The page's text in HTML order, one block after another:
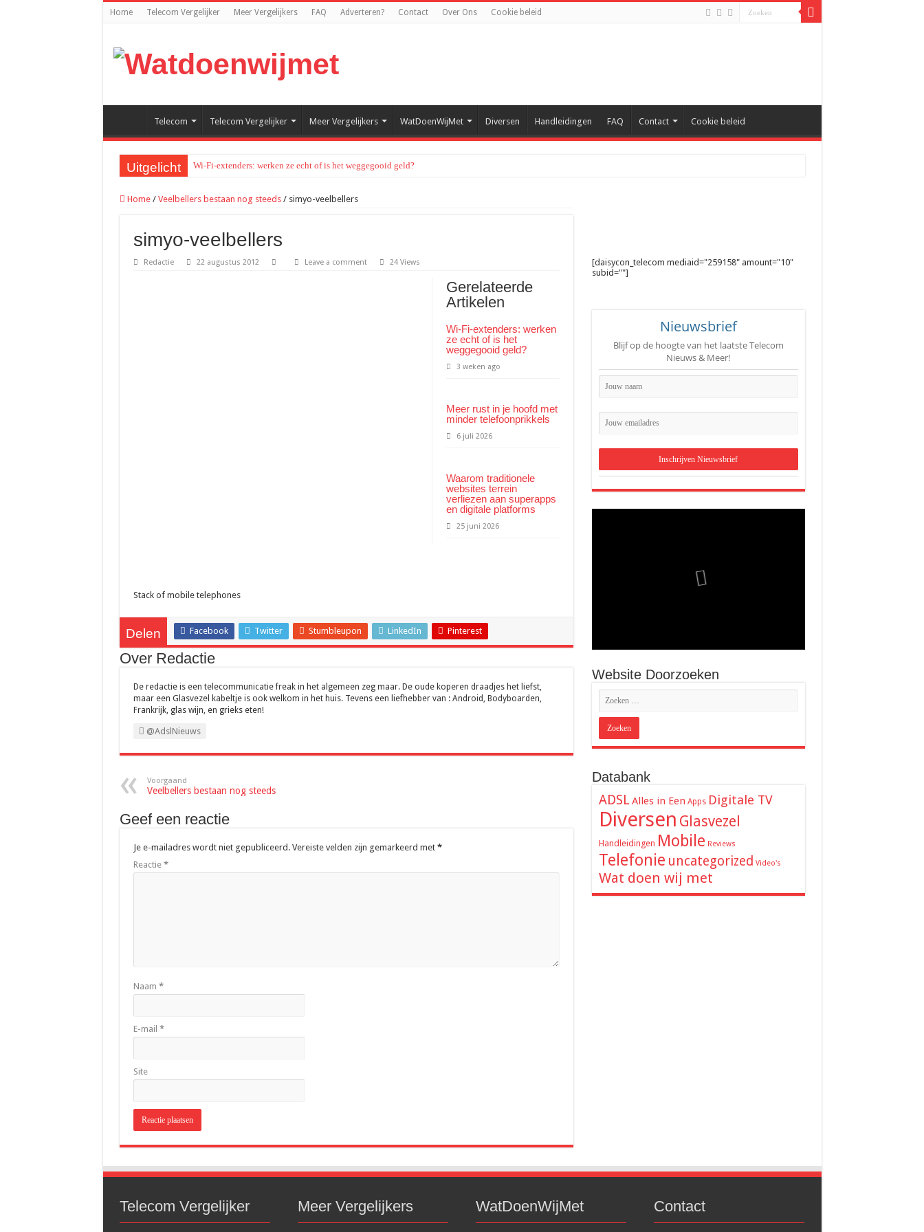
Home Telecom Vergelijker Meer Vergelijkers FAQ Adverteren? Contact Over Ons Cookie beleid
Telecom Telecom Vergelijker Meer Vergelijkers WatDoenWijMet Diversen Handleidingen FAQ Contact Cookie beleid
Uitgelicht Wi-Fi-extenders: werken ze echt of is het weggegooid geld?
Recreatief doelschieten groeit uit tot een populaire vrijetijdsbesteding
Home / Veelbellers bestaan nog steeds / simyo-veelbellers
simyo-veelbellers
Redactie 22 augustus 2012 Leave a comment 24 Views
Gerelateerde
Artikelen
Wi-Fi-extenders: werken
ze echt of is het
weggegooid geld?
3 weken ago
Meer rust in je hoofd met
minder telefoonprikkels
6 juli 2026
Waarom traditionele
websites terrein
verliezen aan superapps
en digitale platforms
25 juni 2026
Stack of mobile telephones
Delen Facebook Twitter Stumbleupon LinkedIn Pinterest
Over Redactie
De redactie is een telecommunicatie freak in het algemeen zeg maar. De oude koperen draadjes het liefst,
maar een Glasvezel kabeltje is ook welkom in het huis. Tevens een liefhebber van : Android, Bodyboarden,
Frankrijk, glas wijn, en grieks eten!
@AdslNieuws
Voorgaand
Veelbellers bestaan nog steeds
Geef een reactie
Je e-mailadres wordt niet gepubliceerd. Vereiste velden zijn gemarkeerd met *
Reactie *
Naam *
E-mail *
Site
[daisycon_telecom mediaid="259158" amount="10"
subid=""]
Nieuwsbrief
Blijf op de hoogte van het laatste Telecom
Nieuws & Meer!
Website Doorzoeken
Databank
ADSL Alles in Een Apps Digitale TV
Diversen Glasvezel
Handleidingen Mobile Reviews
Telefonie uncategorized Video's
Wat doen wij met
Telecom Vergelijker Meer Vergelijkers WatDoenWijMet Contact